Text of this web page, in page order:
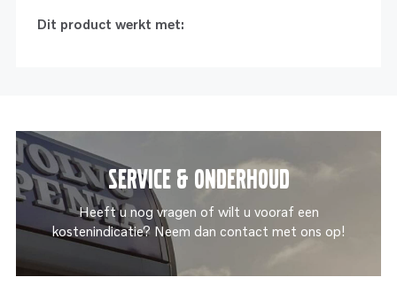
Dit product werkt met:
Service & onderhoud
Heeft u nog vragen of wilt u vooraf een
kostenindicatie? Neem dan contact met ons op!